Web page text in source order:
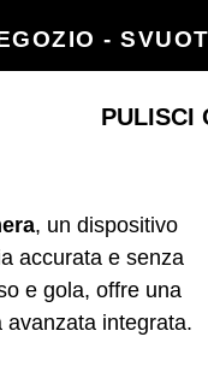
-
PULISCI
, un dispositivo
accurata e senza
e gola, offre una
integrata.